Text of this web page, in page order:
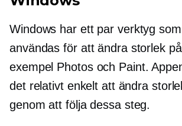
Windows har ett par verktyg
användas för att ändra storlek på
exempel Photos och Paint.
det relativt enkelt att ändra
genom att följa dessa steg.